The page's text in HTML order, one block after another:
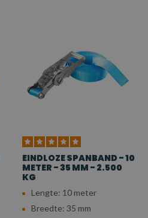
EINDLOZE SPANBAND - 10
METER - 35 MM - 2.500
KG
Lengte: 10 meter
Breedte: 35 mm